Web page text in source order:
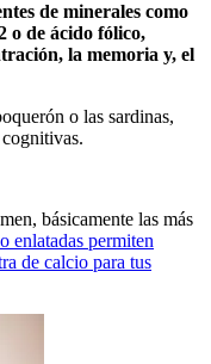
de minerales como
o de ácido fólico,
la memoria y, el
o las sardinas,
básicamente las más
enlatadas permiten
de calcio para tus